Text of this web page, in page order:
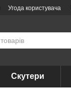
Угода користувача
Скутери